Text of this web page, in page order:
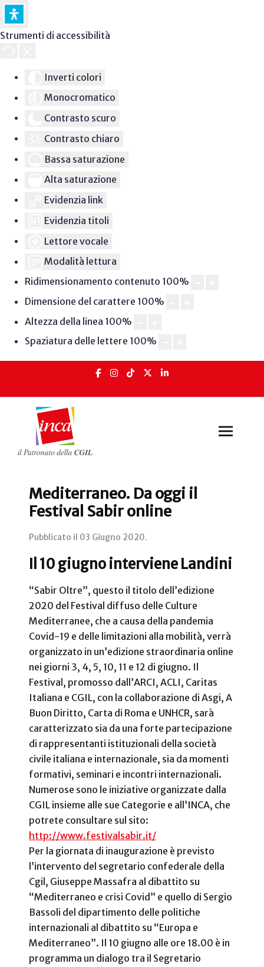
Strumenti di accessibilità
Inverti colori
Monocromatico
Contrasto scuro
Contrasto chiaro
Bassa saturazione
Alta saturazione
Evidenzia link
Evidenzia titoli
Lettore vocale
Modalità lettura
Ridimensionamento contenuto 100%
Dimensione del carattere 100%
Altezza della linea 100%
Spaziatura delle lettere 100%
Mediterraneo. Da oggi il
Festival Sabir online
Pubblicato il 03 Giugno 2020.
Il 10 giugno interviene Landini
“Sabir Oltre”, questo il titolo dell’edizione
2020 del Festival diffuso delle Culture
Mediterranee, che a causa della pandemia
Covid-19 e delle limitazioni alla mobilità, verrà
organizzato in un’edizione straordinaria online
nei giorni 3, 4, 5, 10, 11 e 12 di giugno. Il
Festival, promosso dall’ARCI, ACLI, Caritas
Italiana e CGIL, con la collaborazione di Asgi, A
Buon Diritto, Carta di Roma e UNHCR, sarà
caratterizzato sia da una forte partecipazione
di rappresentanti istituzionali della società
civile italiana e internazionale, sia da momenti
formativi, seminari e incontri internazionali.
Numerose sono le iniziative organizzate dalla
CGIL insieme alle sue Categorie e all’INCA, che
potrete consultare sul sito:
http://www.festivalsabir.it/
Per la giornata di inaugurazione è previsto
l’intervento del segretario confederale della
Cgil, Giuseppe Massafra al dibattito su
“Mediterraneo e crisi Covid” e quello di Sergio
Bassoli del dipartimento delle politiche
internazionali al dibattito su “Europa e
Mediterraneo”. Il 10 giugno alle ore 18.00 è in
programma un dialogo tra il Segretario